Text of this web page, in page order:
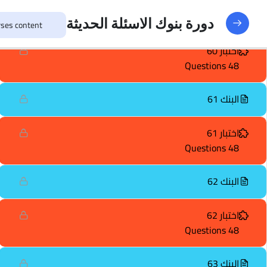
البنك 60
اختبار 60
48 Questions
البنك 61
اختبار 61
48 Questions
البنك 62
اختبار 62
48 Questions
البنك 63
دورة بنوك الاسئلة الحديثة